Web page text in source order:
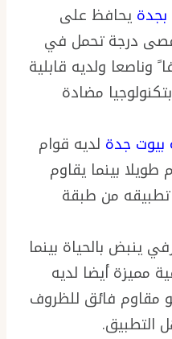
بجدة يحافظ على
درجة تحمل في
وناصعا ولديه قابلية
مضادة
بيوت جدة لديه قوام
طويلا بينما يقاوم
تطبيقه من طبقة
ينبض بالحياة بينما
مميزة أيضا لديه
مقاوم فائق للظروف
التطبيق.